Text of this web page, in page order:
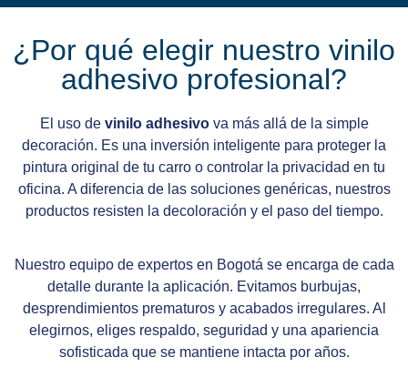
¿Por qué elegir nuestro vinilo
adhesivo profesional?
El uso de vinilo adhesivova más allá de la simple
decoración. Es una inversión inteligente para proteger la
pintura original de tu carro o controlar la privacidad en tu
oficina. A diferencia de las soluciones genéricas, nuestros
productos resisten la decoloración y el paso del tiempo.
Nuestro equipo de expertos en Bogotá se encarga de cada
detalle durante la aplicación. Evitamos burbujas,
desprendimientos prematuros y acabados irregulares. Al
elegirnos, eliges respaldo, seguridad y una apariencia
sofisticada que se mantiene intacta por años.